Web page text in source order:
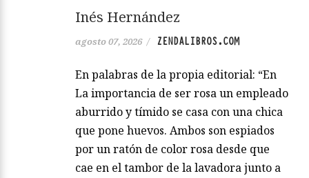
Inés Hernández
agosto 07, 2026 / ZENDALIBROS.COM
En palabras de la propia editorial: “En
La importancia de ser rosa un empleado
aburrido y tímido se casa con una chica
que pone huevos. Ambos son espiados
por un ratón de color rosa desde que
cae en el tambor de la lavadora junto a